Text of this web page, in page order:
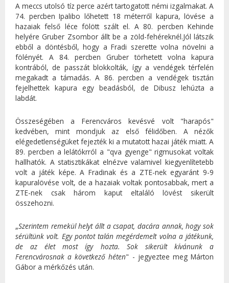
A meccs utolsó tíz perce azért tartogatott némi izgalmakat. A
74. percben Ipalibo lőhetett 18 méterről kapura, lövése a
hazaiak felső léce fölött szált el. A 80. percben Kehinde
helyére Gruber Zsombor állt be a zöld-fehéreknél.Jól látszik
ebből a döntésből, hogy a Fradi szerette volna növelni a
fölényét. A 84. percben Gruber törhetett volna kapura
kontrából, de passzát blokkolták, így a vendégek térfelén
megakadt a támadás. A 86. percben a vendégek tisztán
fejelhettek kapura egy beadásból, de Dibusz lehúzta a
labdát.
Összeségében a Ferencváros kevésvé volt "harapós"
kedvében, mint mondjuk az első félidőben. A nézők
elégedetlenségüket fejezték ki a mutatott hazai játék miatt. A
89. percben a lelátókrról a "qva gyenge" rigmusokat voltak
hallhatók. A statisztikákat elnézve valamivel kiegyenlítetebb
volt a játék képe. A Fradinak és a ZTE-nek egyaránt 9-9
kapuralövése volt, de a hazaiak voltak pontosabbak, mert a
ZTE-nek csak három kaput eltaláló lövést sikerült
összehozni.
„Szerintem remekül helyt állt a csapat, dacára annak, hogy sok
sérültünk volt. Egy pontot talán megérdemelt volna a játékunk,
de az élet most így hozta. Sok sikerült kívánunk a
Ferencvárosnak a következő héten" - jegyeztee meg Márton
Gábor a mérkőzés után.